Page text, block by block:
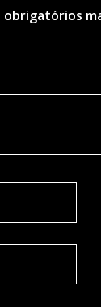
obrigatórios